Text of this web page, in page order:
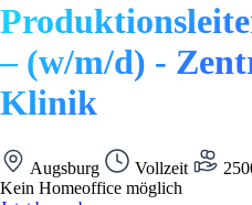
– (w/m/d) -
Klinik
Augsburg Vollzeit
Kein Homeoffice möglich